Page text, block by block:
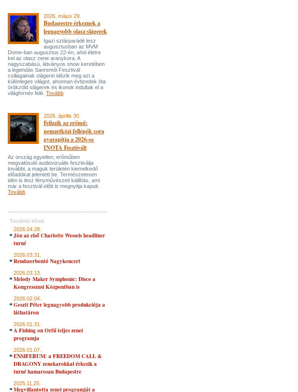
2026. május 29.
Budapestre érkeznek a
legnagyobb olasz slágerek
Igazi sztárparádé lesz
augusztusban az MVM
Dome-ban augusztus 22-én, ahol életre
kel az olasz zene aranykora. A
nagyszabású, látványos show keretében
a legendás Sanremói Fesztivál
csillagainak slágerei idézik meg azt a
különleges világot, ahonnan évtizedek óta
örökzöld slágerek és ikonok indultak el a
világhírnév felé. Tovább
2026. április 30.
Felizzik az erőmű:
nemzetközi fellépők sora
gyarapítja a 2026-os
INOTA Fesztivált
Az ország egyetlen, erőműben
megvalósuló audiovizuális fesztiválja
további, a maguk területén kiemelkedő
előadókat jelentett be. Természetesen
idén is lesz fényművészeti kiállítás, ami
már a fesztivál előtt is megnyitja kapuit.
Tovább
További hírek
2026.04.28.
Jön az első Charlotte Wessels headliner
turné
2026.03.31.
Rendszerbontó Nagykoncert
2026.03.13.
Melody Maker Symphonic: Disco a
Kongresszusi Központban is
2026.02.04.
Geszti Péter legnagyobb produkciója a
láthatáron
2026.01.31.
A Fishing on Orfű teljes zenei
programja
2026.01.07.
ENSIFERUM: a FREEDOM CALL &
DRAGONY zenekarokkal érkezik a
turné hamarosan Budapestre
2025.11.25.
Megvillantotta zenei programját a